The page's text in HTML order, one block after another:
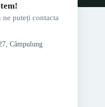
puteți contacta
Câmpulung